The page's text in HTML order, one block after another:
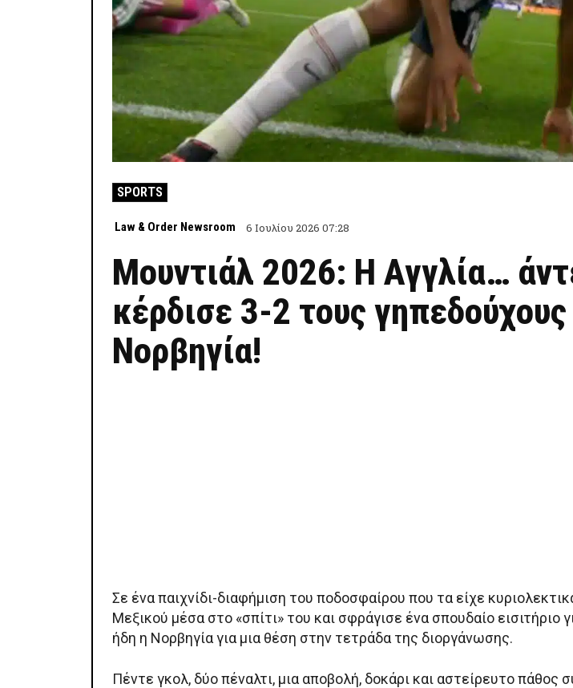
SPORTS
Law & Order Newsroom 6 Ιουλίου 2026 07:28
Μουντιάλ 2026: Η Αγγλία…
κέρδισε 3-2 τους
Νορβηγία!
Σε ένα παιχνίδι-διαφήμιση του ποδοσφαίρου που τα είχε
Μεξικού μέσα στο «σπίτι» του και σφράγισε ένα σπουδαίο εισιτήριο
ήδη η Νορβηγία για μια θέση στην τετράδα της διοργάνωσης.
Πέντε γκολ, δύο πέναλτι, μια αποβολή, δοκάρι και αστείρευτο